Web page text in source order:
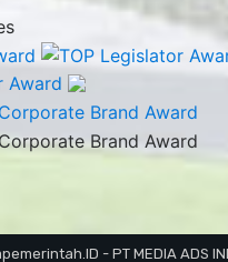
- PT MEDIA ADS